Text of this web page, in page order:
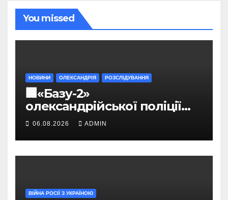
You missed
НОВИНИ ОЛЕКСАНДРІЯ РОЗСЛІДУВАННЯ
🏢«Базу-2»
олександрійської поліції
можуть приватизувати за
06.08.2026 ADMIN
ВІЙНА РОСІЇ З УКРАЇНОЮ